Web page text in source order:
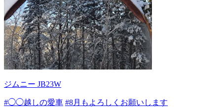
ジムニー JB23W
#◯◯越しの愛車 #8月もよろしくお願いします